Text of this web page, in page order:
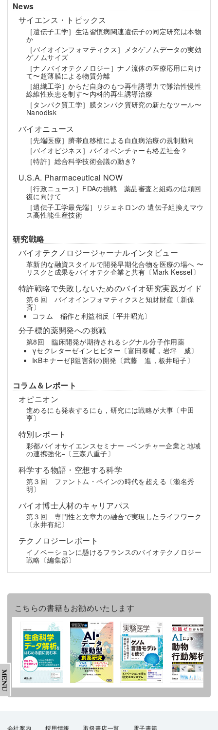
News
サイエンス・トピックス
［遺伝子工学］生活習慣病関連遺伝子の同定研究は本物
か
［バイオインフォマティクス］メタゲノムデータの実効
ゲノムサイズ
［ナノバイオテクノロジー］ナノ流体の医療応用に向け
て〜超薄膜による物質分離
［組織工学］からだ自身のもつ再生誘導力で難治性慢性
線維性疾患を制す〜内科的再生誘導治療
［タンパク質工学］膜タンパク質研究の新たなツール〜
Nanodisk
バイオニュース
［先端医療］臍帯血移植による白血病治療の規制動向
［バイオビジネス］バイオベンチャーも格差社会？
［特許］総合科学技術会議の動き?
U.S.A. Pharmaceutical NOW
［行政ニュース］FDAの挑戦 薬品審査と組織の信頼回
復に向けて
［遺伝子工学最先端］リジェネロンの 遺伝子組換えマウ
ス高性能生産技術
研究戦略
バイオテクノロジージャーナルインタビュー
革新的な融資スタイルで開発早期化合物を医療の場へ 〜
リスクと成果をバイオテク企業と共有〔Mark Kessel〕
特許戦略で失敗しないためのバイオ研究実践ガイド
第６回 バイオインフォマティクスと知財財産〔新保
斉〕
コラム 稲作と利益相反〔平井昭光〕
分子標的薬開発への挑戦
第8回 臨床開発が期待されるシグナル分子作用薬
γセクレターゼインヒビター〔富田泰輔，岩坪 威〕
IκBキナーゼβ阻害剤の開発〔武藤 進，板井昭子〕
コラム＆レポート
オピニオン
進めるにも発表するにも，研究には戦略が大事〔中田
亨〕
特別レポート
彩都バイオサイエンスセミナー −ベンチャー企業と地域
の連携強化−〔三森八重子〕
科学する物語・空想する科学
第３回 ファントム・ペインの時代を超える〔瀬名秀
明〕
バイオ博士人材のキャリアパス
第３回 専門性と文章力の融合で実現したライフワーク
〔永井有紀〕
テクノロジーレポート
イノベーションに懸けるフランスのバイオテクノロジー
戦略〔編集部〕
こちらの書籍もお勧めいたします
会社案内 採用情報 取扱書店一覧 電子書籍